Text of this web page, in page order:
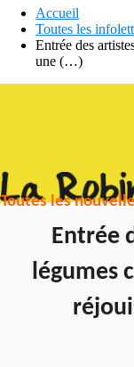
Accueil
Toutes les
Entrée des
une (…)
Toutes les
Entrée
légumes